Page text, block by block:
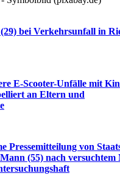
bei Verkehrsunfall in
E-Scooter-Unfälle mit
an Eltern und
Pressemitteilung von
(55) nach versuchtem